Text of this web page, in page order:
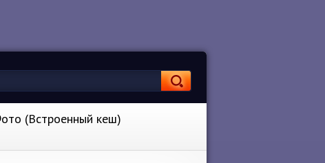
(Встроенный кеш)